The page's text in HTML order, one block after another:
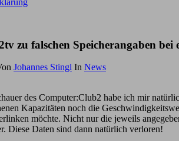
zu falschen Speicherangaben bei
Johannes Stingl In News
des Computer:Club2 habe ich mir
Kapazitäten noch die
möchte. Nicht nur die jeweils
Diese Daten sind dann natürlich verloren!